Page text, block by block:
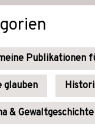
Publikationen
glauben
& Gewaltgeschichte